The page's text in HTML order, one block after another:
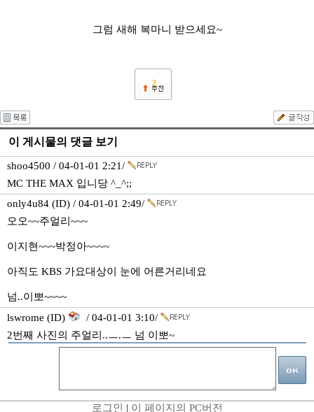
그럼 새해 복마니 받으세요~
2
이 게시물의 댓글 보기
shoo4500 / 04-01-01 2:21/
MC THE MAX 입니당 ^_^;;
only4u84 (ID) / 04-01-01 2:49/
오오~~주얼리~~~
이지현~~~박정아~~~~
아직도 KBS 가요대상이 눈에 어른거리네요
넘..이뽀~~~~
lswrome (ID)
/ 04-01-01 3:10/
2번째 사진의 주얼리..ㅡ.ㅡ 넘 이뽀~
로그인 | 이 페이지의 PC버전